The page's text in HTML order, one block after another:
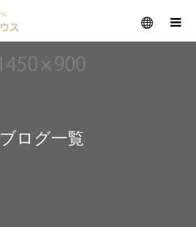
メニュー
ブログ一覧